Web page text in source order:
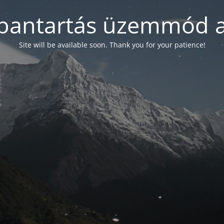
üzemmód
Site will be available soon. Thank you for your patience!